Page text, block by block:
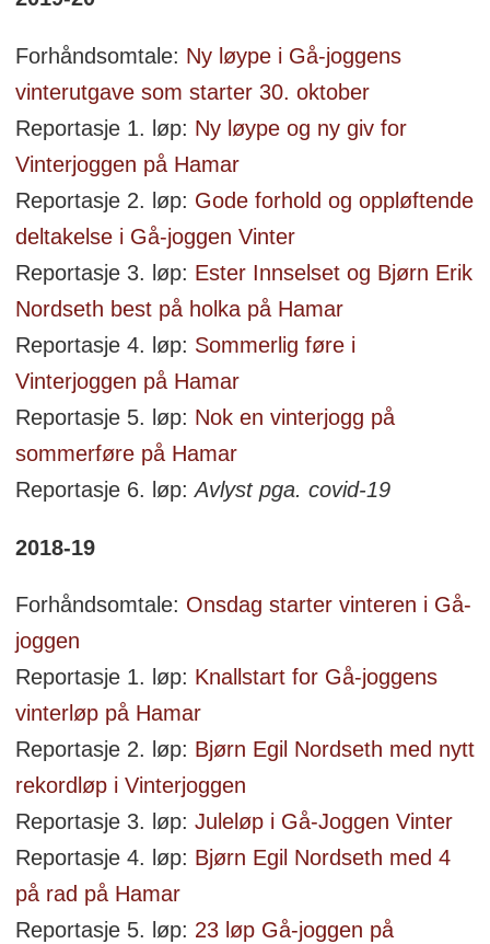
Forhåndsomtale: Ny løype i Gå-joggens
vinterutgave som starter 30. oktober
Reportasje 1. løp: Ny løype og ny giv for
Vinterjoggen på Hamar
Reportasje 2. løp: Gode forhold og oppløftende
deltakelse i Gå-joggen Vinter
Reportasje 3. løp: Ester Innselset og Bjørn Erik
Nordseth best på holka på Hamar
Reportasje 4. løp: Sommerlig føre i
Vinterjoggen på Hamar
Reportasje 5. løp: Nok en vinterjogg på
sommerføre på Hamar
Reportasje 6. løp:Avlyst pga. covid-19
2018-19
Forhåndsomtale: Onsdag starter vinteren i Gå-
joggen
Reportasje 1. løp: Knallstart for Gå-joggens
vinterløp på Hamar
Reportasje 2. løp: Bjørn Egil Nordseth med nytt
rekordløp i Vinterjoggen
Reportasje 3. løp: Juleløp i Gå-Joggen Vinter
Reportasje 4. løp: Bjørn Egil Nordseth med 4
på rad på Hamar
Reportasje 5. løp: 23 løp Gå-joggen på